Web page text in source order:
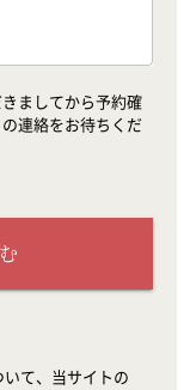
ましてから予約確
連絡をお待ちくだ
て、当サイトの